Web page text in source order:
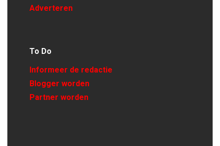
Adverteren
To Do
Informeer de redactie
Blogger worden
Partner worden